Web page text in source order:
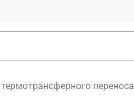
переноса